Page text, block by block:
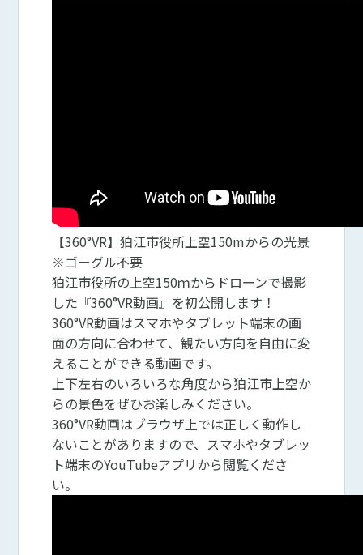
【360°VR】狛江市役所上空150mからの光景
※ゴーグル不要
狛江市役所の上空150ｍからドローンで撮影
した『360°VR動画』を初公開します！
360°VR動画はスマホやタブレット端末の画
面の方向に合わせて、観たい方向を自由に変
えることができる動画です。
上下左右のいろいろな角度から狛江市上空か
らの景色をぜひお楽しみください。
360°VR動画はブラウザ上では正しく動作し
ないことがありますので、スマホやタブレッ
ト端末のYouTubeアプリから閲覧くださ
い。